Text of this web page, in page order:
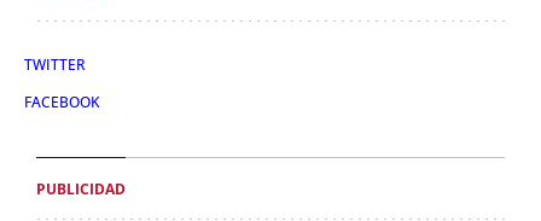
TWITTER
FACEBOOK
PUBLICIDAD